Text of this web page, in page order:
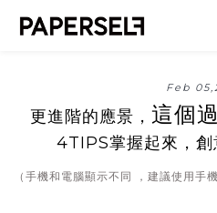
Feb
更進階的應景， 這個
4TIPS掌握起來，創
（手機和電腦顯示不同 ，建議使用手機